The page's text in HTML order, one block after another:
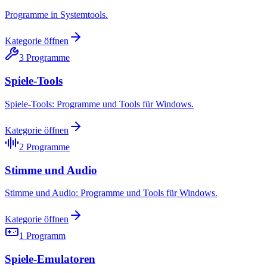
Programme in Systemtools.
Kategorie öffnen
3 Programme
Spiele-Tools
Spiele-Tools: Programme und Tools für Windows.
Kategorie öffnen
2 Programme
Stimme und Audio
Stimme und Audio: Programme und Tools für Windows.
Kategorie öffnen
1 Programm
Spiele-Emulatoren